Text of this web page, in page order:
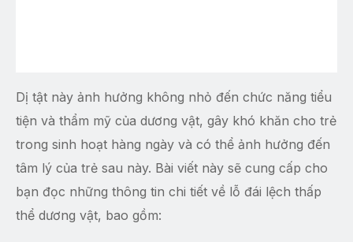
Dị tật này ảnh hưởng không nhỏ đến chức năng tiểu
tiện và thẩm mỹ của dương vật, gây khó khăn cho trẻ
trong sinh hoạt hàng ngày và có thể ảnh hưởng đến
tâm lý của trẻ sau này. Bài viết này sẽ cung cấp cho
bạn đọc những thông tin chi tiết về lỗ đái lệch thấp
thể dương vật, bao gồm: